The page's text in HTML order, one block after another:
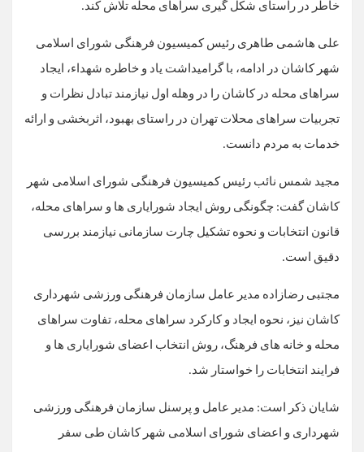
خاطر در راستای شکل گیری سراهای محله تلاش کند.
علی هاشمی طاهری رئیس کمیسیون فرهنگی شورای اسلامی
شهر کاشان در ادامه، با گرامیداشت یاد و خاطره شهداء، ایجاد
سراهای محله در کاشان را در وهله اول نیازمند تبادل نظرات و
تجربیات سراهای محلات تهران در راستای بهبود، اثربخشی و ارائه
خدمات به مردم دانست.
مجید شمس نائب رئیس کمیسیون فرهنگی شورای اسلامی شهر
کاشان گفت: چگونگی روش ایجاد شورایاری ها و سراهای محله،
قانون انتخابات و نحوه تشکیل چارت سازمانی نیازمند بررسی
دقیق است.
مجتبی رضازاده مدیر عامل سازمان فرهنگی ورزشی شهرداری
کاشان نیز، نحوه ایجاد و کارکرد سراهای محله، تفاوت سراهای
محله و خانه های فرهنگ، روش انتخاب اعضای شورایاری ها و
فرایند انتخابات را خواستار شد.
شایان ذکر است: مدیر عامل و پرسنل سازمان فرهنگی ورزشی
شهرداری و اعضای شورای اسلامی شهر کاشان طی سفر